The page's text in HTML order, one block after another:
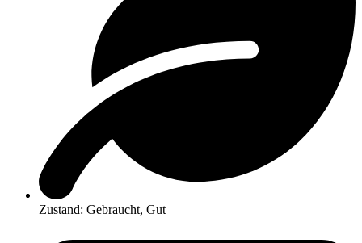
Zustand: Gebraucht, Gut